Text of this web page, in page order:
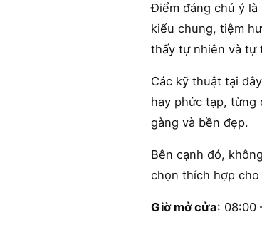
Điểm đáng chú ý
kiểu chung, tiệm
thấy tự nhiên và tự
Các kỹ thuật tại
hay phức tạp, từng
gàng và bền đẹp.
Bên cạnh đó,
chọn thích hợp
Giờ mở cửa: 08:00